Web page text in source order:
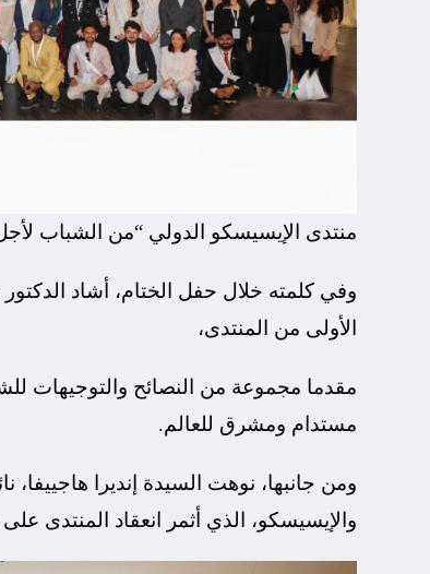
منتدى الإيسيسكو الدولي “من الشباب
وفي كلمته خلال حفل الختام، أشاد
الأولى من المنتدى،
مقدما مجموعة من النصائح والتوجيهات
مستدام ومشرق للعالم.
ومن جانبها، نوهت السيدة إنديرا هاجييفا،
والإيسيسكو، الذي أثمر انعقاد المنتدى